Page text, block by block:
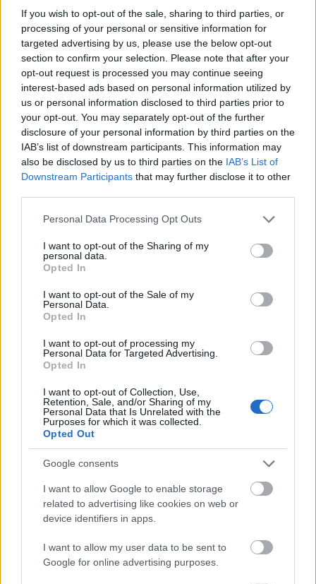
If you wish to opt-out of the sale, sharing to third parties, or
processing of your personal or sensitive information for
targeted advertising by us, please use the below opt-out
section to confirm your selection. Please note that after your
opt-out request is processed you may continue seeing
interest-based ads based on personal information utilized by
us or personal information disclosed to third parties prior to
your opt-out. You may separately opt-out of the further
disclosure of your personal information by third parties on the
IAB’s list of downstream participants. This information may
also be disclosed by us to third parties on the IAB’s List of
Downstream Participants that may further disclose it to other
Please note that this website/app uses one or more Google
not limited to your visit or usage behaviour. You may click to
grant or deny consent to Google and its third-party tags to
use your data for below specified purposes in below Google
consent section.
Personal Data Processing Opt Outs
I want to opt-out of the Sharing of my
personal data.
Opted In
I want to opt-out of the Sale of my
Personal Data.
Opted In
I want to opt-out of processing my
Personal Data for Targeted Advertising.
Opted In
I want to opt-out of Collection, Use,
Retention, Sale, and/or Sharing of my
Personal Data that Is Unrelated with the
Purposes for which it was collected.
Opted Out
Google consents
I want to allow Google to enable storage
related to advertising like cookies on web or
device identifiers in apps.
I want to allow my user data to be sent to
Google for online advertising purposes.
akár élete végéig is róhatta a papirost a
király kegyéből, Tony Blair azonban
megreformálta ezt a tisztséget is: tíz évben
maximálta a hivatalban betölthető évek
számát.
Motion egy interjúban elmondta, kicsit bele is
fásult, meg is kopott a királyi erények
megdallásába, nem fog ártani tehát neki, ha
egy kicsit a saját líráján is töpreng.
Motionnak három nevezetesebb munkája
volt: Erzsébet anyakirályné halála ihlette meg
magas szinten, valamint Károly és Camilla
egy magánakciója is: 2003-ban az iraki
háború ellen kelt ki a pennájával – de a
munkaadónál.
meglesz-e az első női udvari költő. Eddig
három név, Carol Ann Duffy, Wendy Cope és
Irodalom Szépirodalom Költészet Szórakoztató irodalom